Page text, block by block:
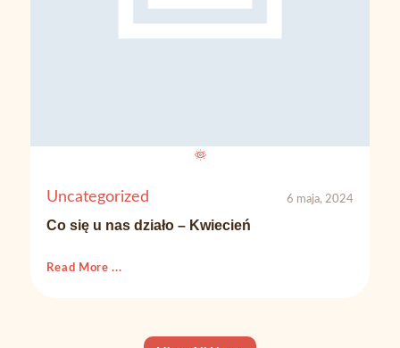
Uncategorized 6 maja, 2024
Co się u nas działo – Kwiecień
Read More ...